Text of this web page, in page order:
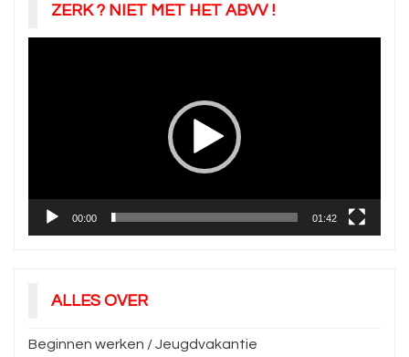
ZERK ? NIET MET HET ABVV !
00:00 01:42
ALLES OVER
Beginnen werken / Jeugdvakantie